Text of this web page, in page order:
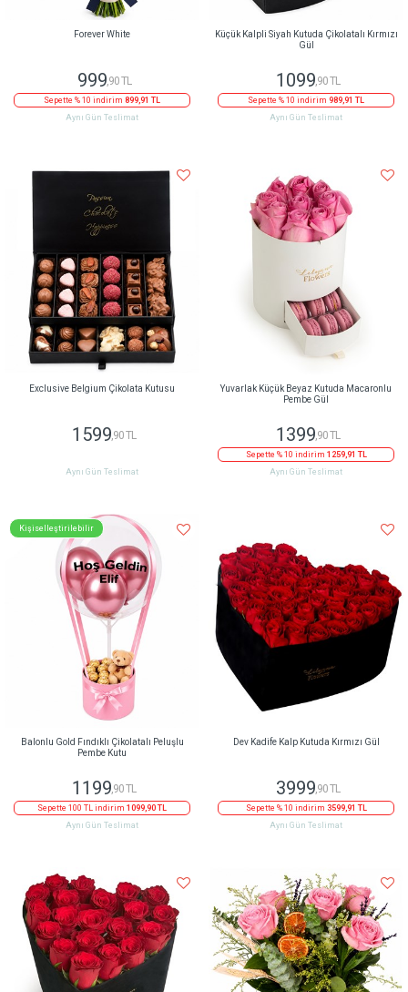
Forever White
999,90 TL
Sepette % 10 indirim 899,91 TL
Aynı Gün Teslimat
Küçük Kalpli Siyah Kutuda Çikolatalı Kırmızı
Gül
1099,90 TL
Sepette % 10 indirim 989,91 TL
Aynı Gün Teslimat
Exclusive Belgium Çikolata Kutusu
1599 ,90 TL
Aynı Gün Teslimat
Yuvarlak Küçük Beyaz Kutuda Macaronlu
Pembe Gül
1399 ,90 TL
Sepette % 10 indirim 1259,91 TL
Aynı Gün Teslimat
Kişiselleştirilebilir
Balonlu Gold Fındıklı Çikolatalı Peluşlu
Pembe Kutu
1199,90 TL
Sepette 100 TL indirim 1099,90 TL
Aynı Gün Teslimat
Dev Kadife Kalp Kutuda Kırmızı Gül
3999,90 TL
Sepette % 10 indirim 3599,91 TL
Aynı Gün Teslimat